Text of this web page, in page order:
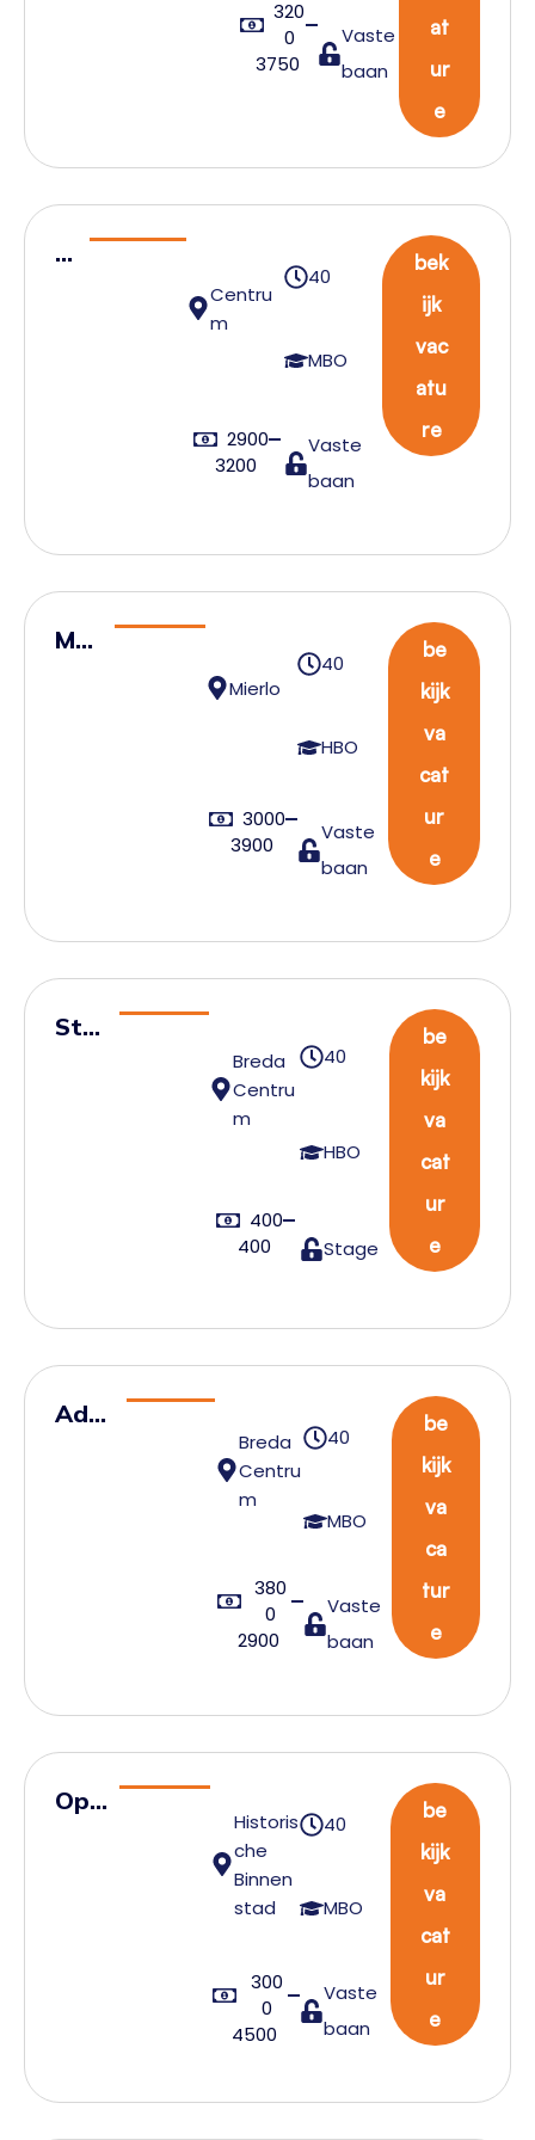
320
0
3750
Vaste
baan
at
ur
e
N
Centru
m
2900
3200
40
MBO
Vaste
baan
bek
ijk
vac
atu
re
Me
Mierlo
3000
3900
40
HBO
Vaste
baan
be
kijk
va
cat
ur
e
Sta
Breda
Centru
m
400
400
40
HBO
Stage
be
kijk
va
cat
ur
e
Adm
Breda
Centru
m
380
0
2900
40
MBO
Vaste
baan
be
kijk
va
ca
tur
e
Ope
Historis
che
Binnen
stad
300
0
4500
40
MBO
Vaste
baan
be
kijk
va
cat
ur
e